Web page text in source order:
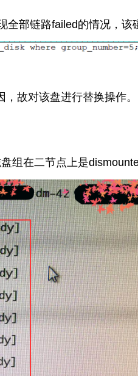
部链路failed的情况，
故对该盘进行替换操作
组在二节点上是